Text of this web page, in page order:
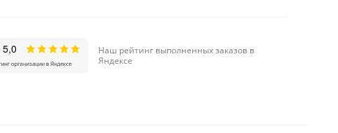
Наш рейтинг выполненных заказов в
Яндексе